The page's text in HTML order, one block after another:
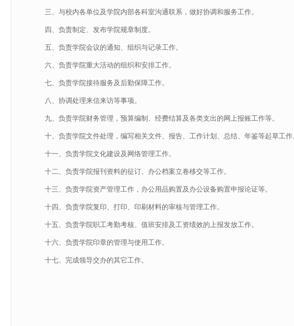
三、与校内各单位及学院内部各科室沟通联系，做好协调和服务工作。
四、负责制定、发布学院规章制度。
五、负责学院会议的通知、组织与记录工作。
六、负责学院重大活动的组织和安排工作。
七、负责学院接待服务及后勤保障工作。
八、协调处理来信来访等事项。
九、负责学院财务管理，预算编制、经费结算及各类支出的网上报账工作等。
十、负责学院文件处理，编写相关文件、报告、工作计划、总结、年鉴等起草工作
十一、负责学院文化建设及网络管理工作。
十二、负责学院报刊资料的征订、办公档案立卷移交等工作。
十三、负责学院资产管理工作，办公用品购置及办公设备购置申报论证等。
十四、负责学院复印、打印、印刷材料的审核与管理工作。
十五、负责学院职工考勤考核、值班安排及工资绩效的上报发放工作。
十六、负责学院印章的管理与使用工作。
十七、完成领导交办的其它工作。